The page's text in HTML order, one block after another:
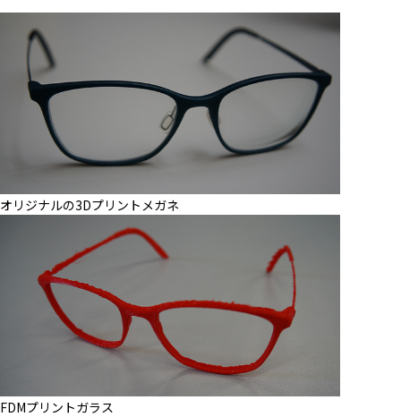
オリジナルの3Dプリントメガネ
​FDMプリントガラス